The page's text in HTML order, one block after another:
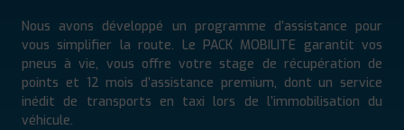
Nous avons développé un programme d’assistance pour
vous simplifier la route. Le PACK MOBILITE garantit vos
pneus à vie, vous offre votre stage de récupération de
points et 12 mois d’assistance premium, dont un service
inédit de transports en taxi lors de l’immobilisation du
véhicule.